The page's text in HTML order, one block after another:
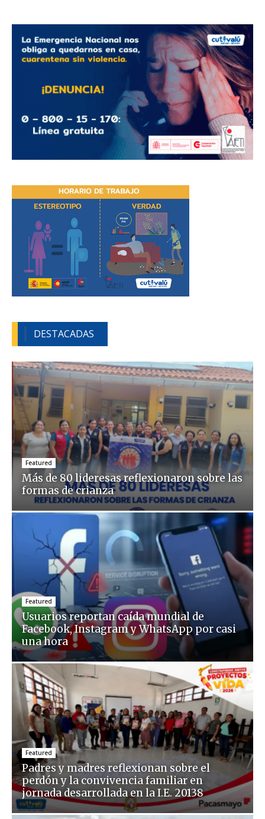
DESTACADAS
Featured
Más de 80 lideresas reflexionaron sobre las
formas de crianza
Featured
Usuarios reportan caída mundial de
Facebook, Instagram y WhatsApp por casi
una hora
Featured
Padres y madres reflexionan sobre el
perdón y la convivencia familiar en
jornada desarrollada en la I.E. 20138